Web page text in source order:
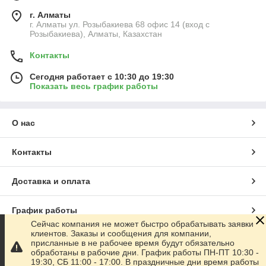
г. Алматы
г. Алматы ул. Розыбакиева 68 офис 14 (вход с
Розыбакиева), Алматы, Казахстан
Контакты
Сегодня работает с 10:30 до 19:30
Показать весь график работы
О нас
Контакты
Доставка и оплата
График работы
Полная версия сайта
Сейчас компания не может быстро обрабатывать заявки
клиентов. Заказы и сообщения для компании,
присланные в не рабочее время будут обязательно
обработаны в рабочие дни. График работы ПН-ПТ 10:30 -
19:30, СБ 11:00 - 17:00. В праздничные дни время работы